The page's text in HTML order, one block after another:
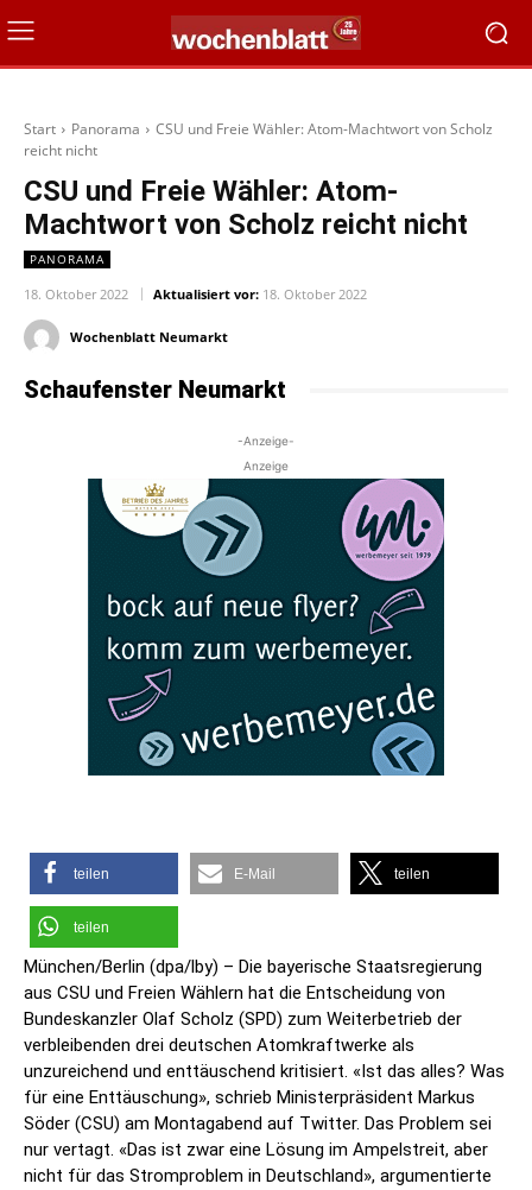
Start Panorama
CSU und Freie Wähler: Atom-Machtwort von Scholz
reicht nicht
CSU und Freie Wähler: Atom-
Machtwort von Scholz reicht nicht
PANORAMA
18. Oktober 2022 Aktualisiert vor: 18. Oktober 2022
Wochenblatt Neumarkt
Schaufenster Neumarkt
-Anzeige-
Anzeige
teilen E-Mail teilen
teilen
München/Berlin (dpa/lby) – Die bayerische Staatsregierung
aus CSU und Freien Wählern hat die Entscheidung von
Bundeskanzler Olaf Scholz (SPD) zum Weiterbetrieb der
verbleibenden drei deutschen Atomkraftwerke als
unzureichend und enttäuschend kritisiert. «Ist das alles? Was
für eine Enttäuschung», schrieb Ministerpräsident Markus
Söder (CSU) am Montagabend auf Twitter. Das Problem sei
nur vertagt. «Das ist zwar eine Lösung im Ampelstreit, aber
nicht für das Stromproblem in Deutschland», argumentierte